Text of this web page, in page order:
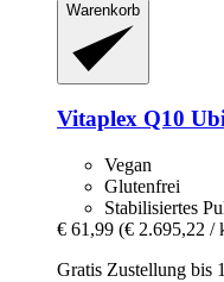
Warenkorb
Vitaplex Q10
Vegan
Glutenfrei
Stabilisiertes
€ 61,99 (€ 2.695,22 /
Gratis Zustellung bis